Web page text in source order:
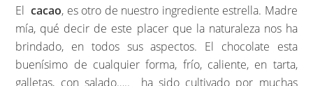
El cacao, es otro de nuestro ingrediente estrella. Madre
mía, qué decir de este placer que la naturaleza nos ha
brindado, en todos sus aspectos. El chocolate esta
buenísimo de cualquier forma, frío, caliente, en tarta,
galletas, con salado….. ha sido cultivado por muchas